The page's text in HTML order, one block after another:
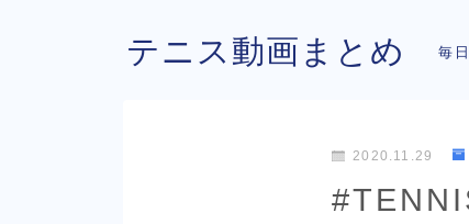
テニス動画まとめ 毎
2020.11.29